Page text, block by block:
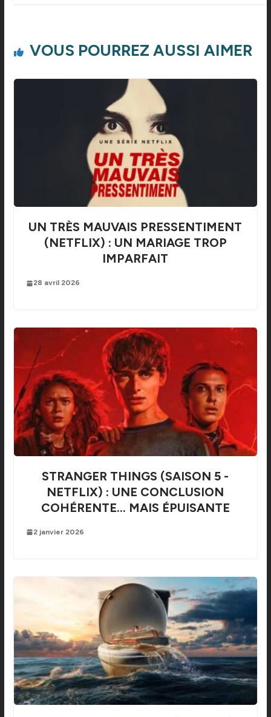
VOUS POURREZ AUSSI AIMER
UN TRÈS MAUVAIS PRESSENTIMENT
(NETFLIX) : UN MARIAGE TROP
IMPARFAIT
28 avril 2026
STRANGER THINGS (SAISON 5 -
NETFLIX) : UNE CONCLUSION
COHÉRENTE… MAIS ÉPUISANTE
2 janvier 2026